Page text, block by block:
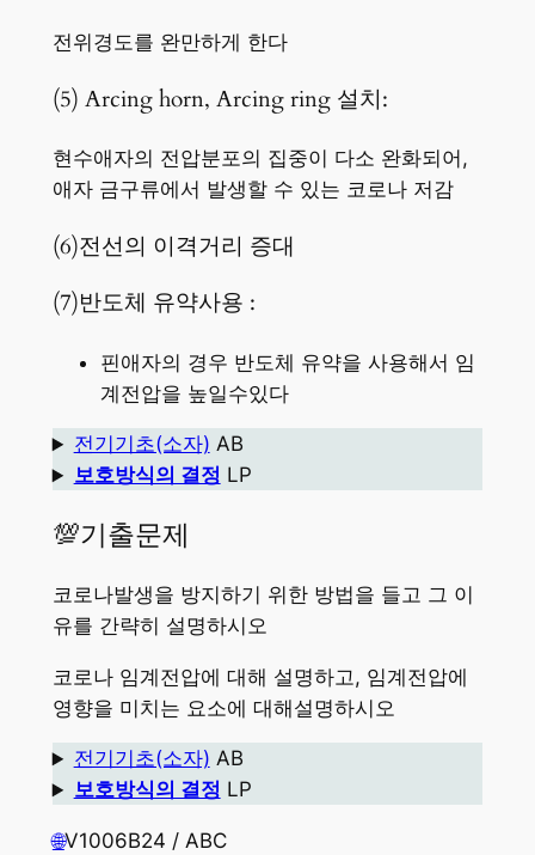
전위경도를 완만하게 한다
(5) Arcing horn, Arcing ring 설치:
현수애자의 전압분포의 집중이 다소 완화되어,
애자 금구류에서 발생할 수 있는 코로나 저감
(6)전선의 이격거리 증대
(7)반도체 유약사용 :
핀애자의 경우 반도체 유약을 사용해서 임
계전압을 높일수있다
전기기초(소자) AB
보호방식의 결정 LP
💯기출문제
코로나발생을 방지하기 위한 방법을 들고 그 이
유를 간략히 설명하시오
코로나 임계전압에 대해 설명하고, 임계전압에
영향을 미치는 요소에 대해설명하시오
전기기초(소자) AB
보호방식의 결정 LP
🌐V1006B24 / ABC